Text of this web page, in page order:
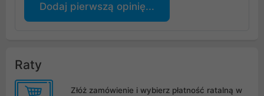
Dodaj pierwszą opinię...
Raty
Złóż zamówienie i wybierz płatność ratalną w